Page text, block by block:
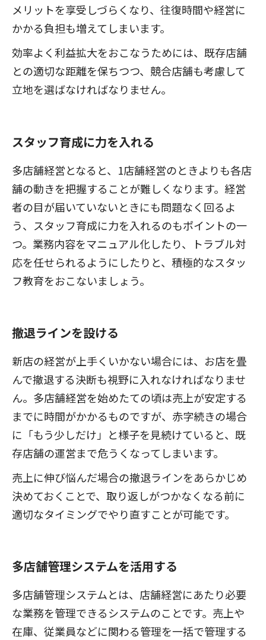
メリットを享受しづらくなり、往復時間や経営に
かかる負担も増えてしまいます。
効率よく利益拡大をおこなうためには、既存店舗
との適切な距離を保ちつつ、競合店舗も考慮して
立地を選ばなければなりません。
スタッフ育成に力を入れる
多店舗経営となると、1店舗経営のときよりも各店
舗の動きを把握することが難しくなります。経営
者の目が届いていないときにも問題なく回るよ
う、スタッフ育成に力を入れるのもポイントの一
つ。業務内容をマニュアル化したり、トラブル対
応を任せられるようにしたりと、積極的なスタッ
フ教育をおこないましょう。
撤退ラインを設ける
新店の経営が上手くいかない場合には、お店を畳
んで撤退する決断も視野に入れなければなりませ
ん。多店舗経営を始めたての頃は売上が安定する
までに時間がかかるものですが、赤字続きの場合
に「もう少しだけ」と様子を見続けていると、既
存店舗の運営まで危うくなってしまいます。
売上に伸び悩んだ場合の撤退ラインをあらかじめ
決めておくことで、取り返しがつかなくなる前に
適切なタイミングでやり直すことが可能です。
多店舗管理システムを活用する
多店舗管理システムとは、店舗経営にあたり必要
な業務を管理できるシステムのことです。売上や
在庫、従業員などに関わる管理を一括で管理する